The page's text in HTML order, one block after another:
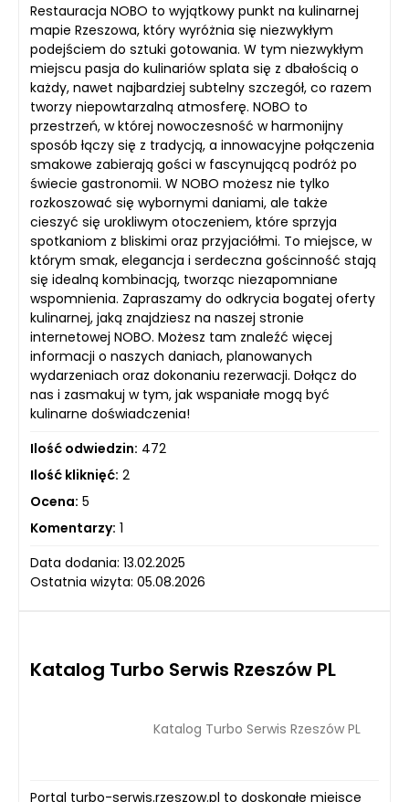
Restauracja NOBO to wyjątkowy punkt na kulinarnej
mapie Rzeszowa, który wyróżnia się niezwykłym
podejściem do sztuki gotowania. W tym niezwykłym
miejscu pasja do kulinariów splata się z dbałością o
każdy, nawet najbardziej subtelny szczegół, co razem
tworzy niepowtarzalną atmosferę. NOBO to
przestrzeń, w której nowoczesność w harmonijny
sposób łączy się z tradycją, a innowacyjne połączenia
smakowe zabierają gości w fascynującą podróż po
świecie gastronomii. W NOBO możesz nie tylko
rozkoszować się wybornymi daniami, ale także
cieszyć się urokliwym otoczeniem, które sprzyja
spotkaniom z bliskimi oraz przyjaciółmi. To miejsce, w
którym smak, elegancja i serdeczna gościnność stają
się idealną kombinacją, tworząc niezapomniane
wspomnienia. Zapraszamy do odkrycia bogatej oferty
kulinarnej, jaką znajdziesz na naszej stronie
internetowej NOBO. Możesz tam znaleźć więcej
informacji o naszych daniach, planowanych
wydarzeniach oraz dokonaniu rezerwacji. Dołącz do
nas i zasmakuj w tym, jak wspaniałe mogą być
kulinarne doświadczenia!
Ilość odwiedzin: 472
Ilość kliknięć: 2
Ocena: 5
Komentarzy: 1
Data dodania: 13.02.2025
Ostatnia wizyta: 05.08.2026
Katalog Turbo Serwis Rzeszów PL
Katalog Turbo Serwis Rzeszów PL
Portal turbo-serwis.rzeszow.pl to doskonałe miejsce